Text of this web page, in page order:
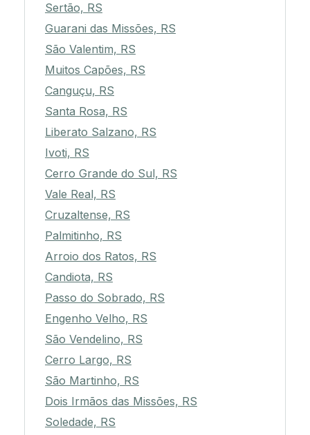
Sertão, RS
Guarani das Missões, RS
São Valentim, RS
Muitos Capões, RS
Canguçu, RS
Santa Rosa, RS
Liberato Salzano, RS
Ivoti, RS
Cerro Grande do Sul, RS
Vale Real, RS
Cruzaltense, RS
Palmitinho, RS
Arroio dos Ratos, RS
Candiota, RS
Passo do Sobrado, RS
Engenho Velho, RS
São Vendelino, RS
Cerro Largo, RS
São Martinho, RS
Dois Irmãos das Missões, RS
Soledade, RS